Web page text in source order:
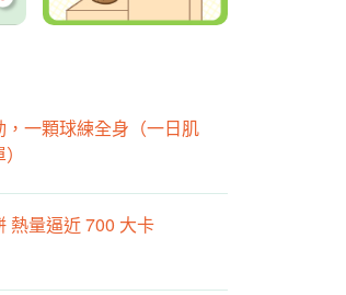
，一顆球練全身（一日肌
熱量逼近 700 大卡